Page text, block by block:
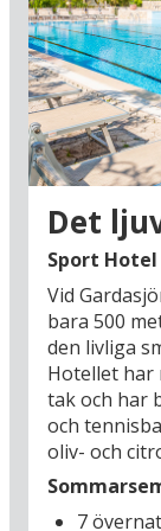
besök hos
och
Om vinerna
möjlighet
rabatt. Är
utflykt till
Gardaland
för stora
med en av
måste –
städerna
Det
Sport
Vid
bara 500
den livliga
Hotellet har
tak och har
och
oliv- och
särskild
7